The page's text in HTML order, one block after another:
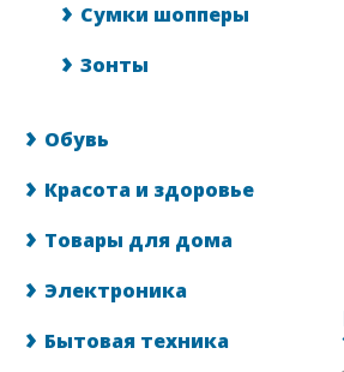
Сумки шопперы
Зонты
Обувь
Красота и здоровье
Товары для дома
Электроника
Бытовая техника